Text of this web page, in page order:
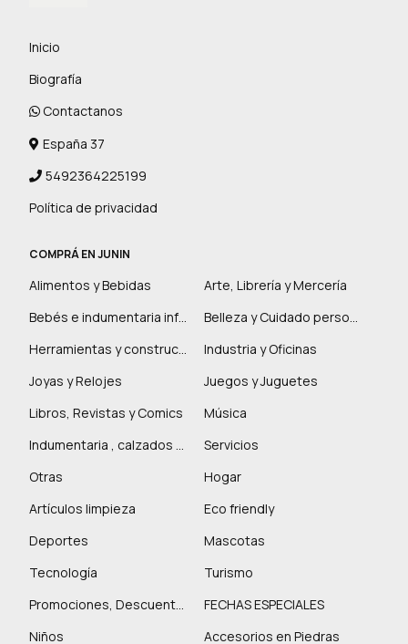
Inicio
Biografía
Contactanos
España 37
5492364225199
Política de privacidad
COMPRÁ EN JUNIN
Alimentos y Bebidas
Arte, Librería y Mercería
Bebés e indumentaria infantil
Belleza y Cuidado personal
Herramientas y construcción
Industria y Oficinas
Joyas y Relojes
Juegos y Juguetes
Libros, Revistas y Comics
Música
Indumentaria , calzados y marroquinería
Servicios
Otras
Hogar
Artículos limpieza
Eco friendly
Deportes
Mascotas
Tecnología
Turismo
Promociones, Descuentos y más
FECHAS ESPECIALES
Niños
Accesorios en Piedras